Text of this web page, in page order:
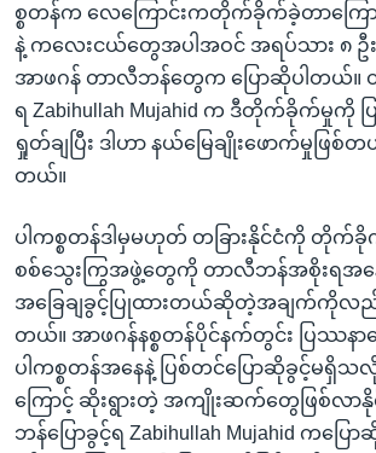
စ္စတန်က လေကြောင်းကတိုက်ခိုက်ခဲ့တာကြေ
နဲ့ ကလေးငယ်တွေအပါအဝင် အရပ်သား ၈
အာဖဂန် တာလီဘန်တွေက ပြောဆိုပါတယ်။
ရ Zabihullah Mujahid က ဒီတိုက်ခိုက်မှုကို ပ
ရှုတ်ချပြီး ဒါဟာ နယ်မြေချိုးဖောက်မှုဖြစ်
တယ်။
ပါကစ္စတန်ဒါမှမဟုတ် တခြားနိုင်ငံကို တိုက်
စစ်သွေးကြွအဖွဲ့တွေကို တာလီဘန်အစိုးရအနေ
အခြေချခွင့်ပြုထားတယ်ဆိုတဲ့အချက်ကိုလည်
တယ်။ အာဖဂန်နစ္စတန်ပိုင်နက်တွင်း ပြဿ
ပါကစ္စတန်အနေနဲ့ ပြစ်တင်ပြောဆိုခွင့်မရှိ
ကြောင့် ဆိုးရွားတဲ့ အကျိုးဆက်တွေဖြစ်လ
ဘန်ပြောခွင့်ရ Zabihullah Mujahid ကပြေ